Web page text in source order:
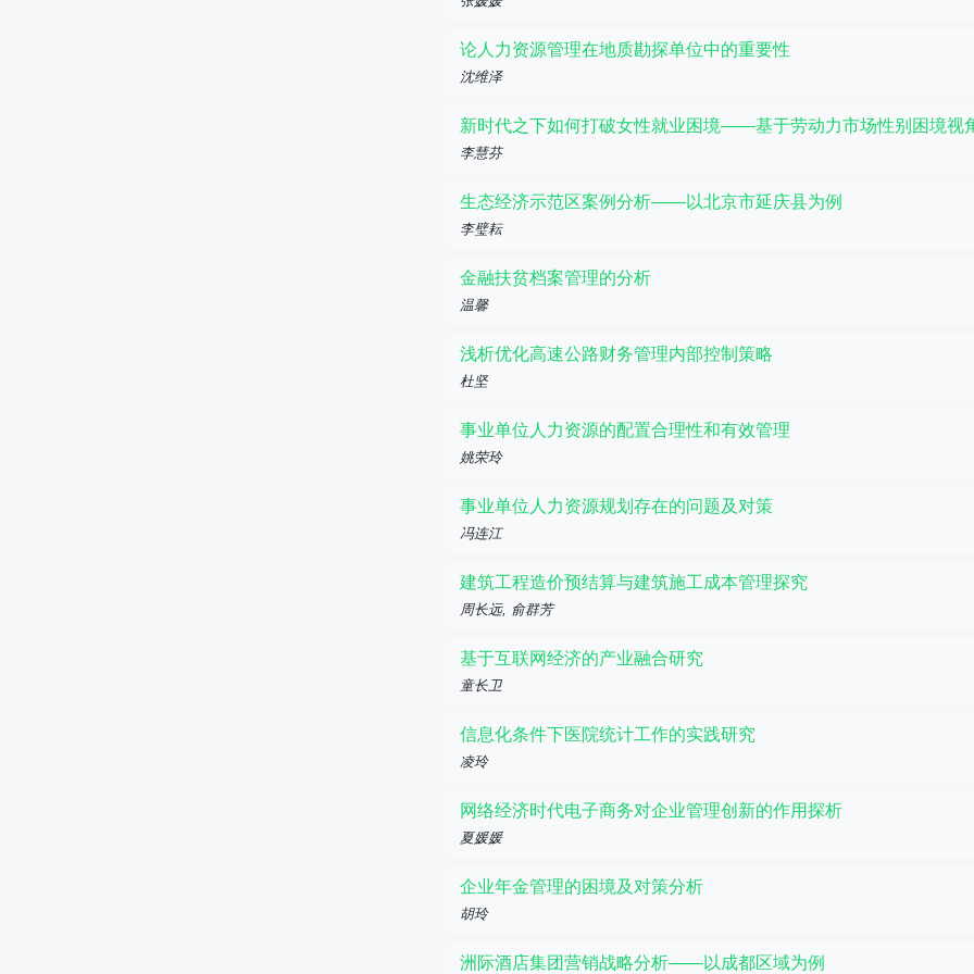
论人力资源管理在地质勘探单位中的重要性
沈维泽
新时代之下如何打破女性就业困境——基于劳动力市场性别困境视
李慧芬
生态经济示范区案例分析——以北京市延庆县为例
李璧耘
金融扶贫档案管理的分析
温馨
浅析优化高速公路财务管理内部控制策略
杜坚
事业单位人力资源的配置合理性和有效管理
姚荣玲
事业单位人力资源规划存在的问题及对策
冯连江
建筑工程造价预结算与建筑施工成本管理探究
周长远, 俞群芳
基于互联网经济的产业融合研究
童长卫
信息化条件下医院统计工作的实践研究
凌玲
网络经济时代电子商务对企业管理创新的作用探析
夏媛媛
企业年金管理的困境及对策分析
胡玲
洲际酒店集团营销战略分析——以成都区域为例